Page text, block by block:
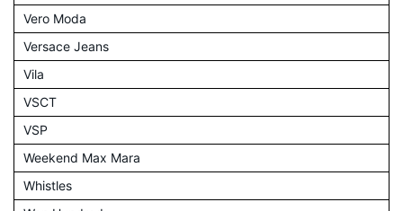
Vero Moda
Versace Jeans
Vila
VSCT
VSP
Weekend Max Mara
Whistles